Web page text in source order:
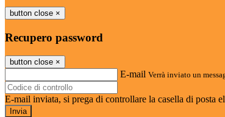
button close ×
Recupero password
button close ×
E-mail Verrà inviato un
E-mail inviata, si prega di controllare la casella di posta